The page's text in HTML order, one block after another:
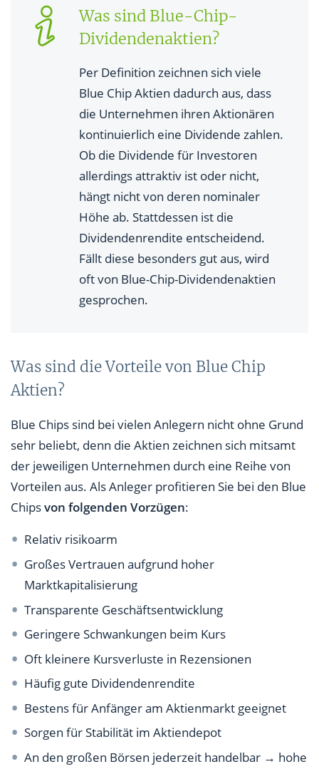
Was sind Blue-Chip-
Dividendenaktien?
Per Definition zeichnen sich viele
Blue Chip Aktien dadurch aus, dass
die Unternehmen ihren Aktionären
kontinuierlich eine Dividende zahlen.
Ob die Dividende für Investoren
allerdings attraktiv ist oder nicht,
hängt nicht von deren nominaler
Höhe ab. Stattdessen ist die
Dividendenrendite entscheidend.
Fällt diese besonders gut aus, wird
oft von Blue-Chip-Dividendenaktien
gesprochen.
Was sind die Vorteile von Blue Chip
Aktien?
Blue Chips sind bei vielen Anlegern nicht ohne Grund
sehr beliebt, denn die Aktien zeichnen sich mitsamt
der jeweiligen Unternehmen durch eine Reihe von
Vorteilen aus. Als Anleger profitieren Sie bei den Blue
Chipsvon folgenden Vorzügen:
Relativ risikoarm
Großes Vertrauen aufgrund hoher
Marktkapitalisierung
Transparente Geschäftsentwicklung
Geringere Schwankungen beim Kurs
Oft kleinere Kursverluste in Rezensionen
Häufig gute Dividendenrendite
Bestens für Anfänger am Aktienmarkt geeignet
Sorgen für Stabilität im Aktiendepot
An den großen Börsen jederzeit handelbar → hohe